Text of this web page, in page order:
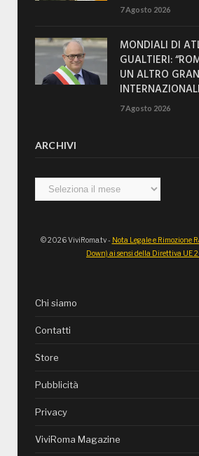
7 Agosto 2026
MONDIALI DI
GUALTIERI:
UN ALTRO
7 Agosto 2026
ARCHIVI
Archivi
© 2026 ViviRoma.tv - Nota Legale e Rimozione
Down) ai sensi della Direttiva UE
Chi siamo
Contatti
Store
Pubblicità
Privacy
ViviRoma Magazine